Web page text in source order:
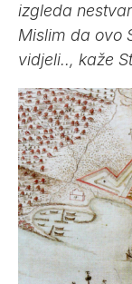
izgleda
Mislim da ovo
vidjeli.., kaže